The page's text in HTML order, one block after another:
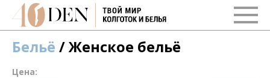
Бельё / Женское бельё
Цена: